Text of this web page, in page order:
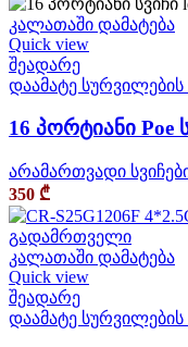
კალათაში დამატება
Quick view
შეადარე
დაამატე სურვილების
16 პორტიანი Poe
არამართვადი
350 ₾
კალათაში დამატება
Quick view
შეადარე
დაამატე სურვილების